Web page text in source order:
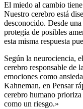
El miedo al cambio
Nuestro cerebro está
desconocido. Desde
protegía de posibles
esta misma respuesta
Según la neurociencia,
cerebro responsable de
emociones como
Kahneman, en Pensar
cerebro humano
como un riesgo.»